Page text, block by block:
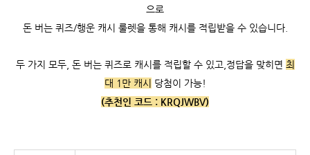
으로
돈 버는 퀴즈/행운 캐시 룰렛을 통해 캐시를 적립받을 수 있습니다.
두 가지 모두, 돈 버는 퀴즈로 캐시를 적립할 수 있고, 정답을 맞히면 최
대 1만 캐시
당첨이 가능!
(추천인 코드 : KRQJWBV)